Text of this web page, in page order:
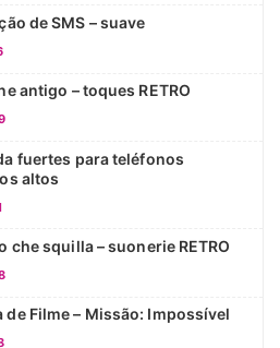
de SMS – suave
antigo – toques RETRO
fuertes para teléfonos
altos
che squilla – suonerie RETRO
de Filme – Missão: Impossível